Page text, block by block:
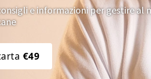
e informazioni per gestire
€49